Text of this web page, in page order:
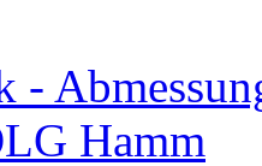
-
Hamm